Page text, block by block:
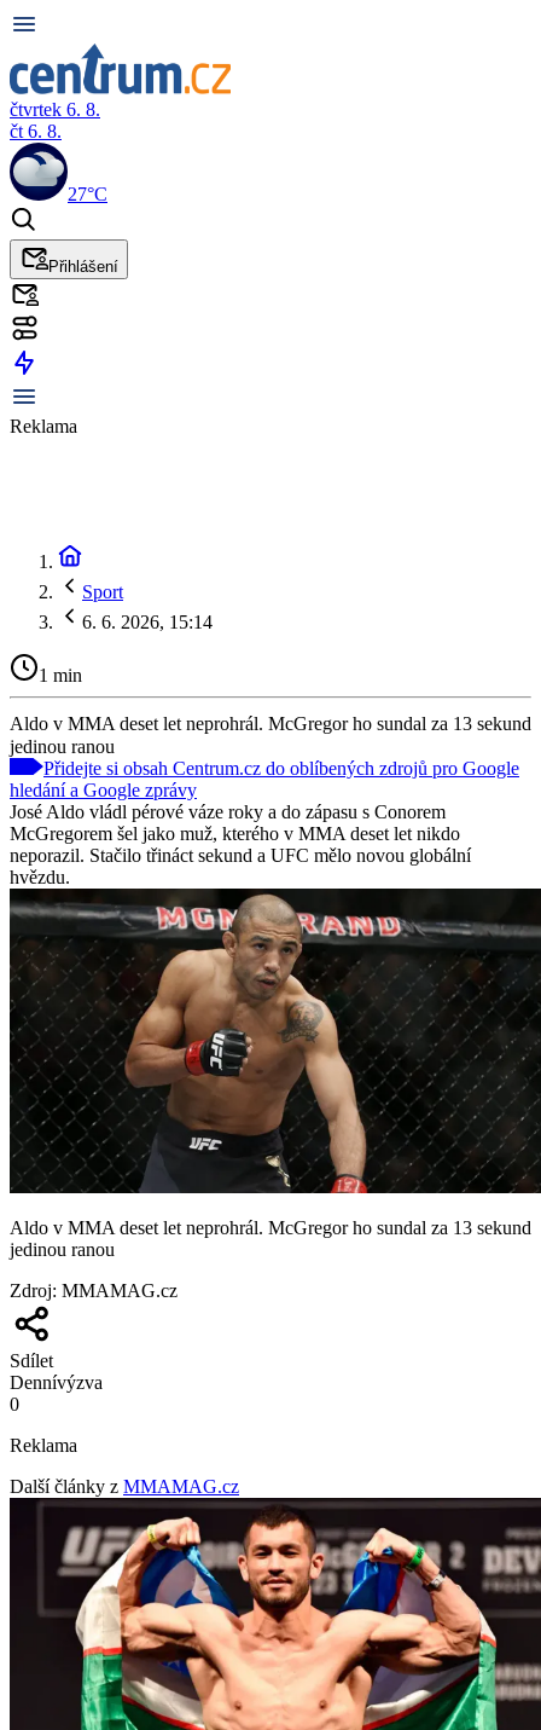
čtvrtek 6. 8.
čt 6. 8.
27°C
Přihlášení
Reklama
Sport
6. 6. 2026, 15:14
1 min
Aldo v MMA deset let neprohrál. McGregor ho sundal za 13 sekund
jedinou ranou
Přidejte si obsah Centrum.cz do oblíbených zdrojů pro Google
hledání a Google zprávy
José Aldo vládl pérové váze roky a do zápasu s Conorem
McGregorem šel jako muž, kterého v MMA deset let nikdo
neporazil. Stačilo třináct sekund a UFC mělo novou globální
hvězdu.
Aldo v MMA deset let neprohrál. McGregor ho sundal za 13 sekund
jedinou ranou
Zdroj: MMAMAG.cz
Sdílet
Dennívýzva
0
Reklama
Další články z MMAMAG.cz